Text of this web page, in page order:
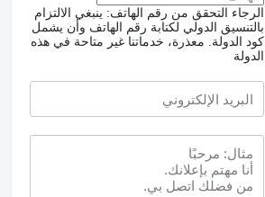
طلب الحصول على صور
إضافية
الرجاء التحقق من رقم الهاتف: ينبغي الالتزام
بالتنسيق الدولي لكتابة رقم الهاتف وأن يشمل
كود الدولة.
معذرة، خدماتنا غير متاحة في هذه
الدولة